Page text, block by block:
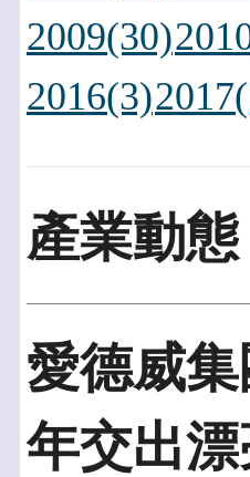
2009(30)
2016(3)
產業動態
愛德威
年交出